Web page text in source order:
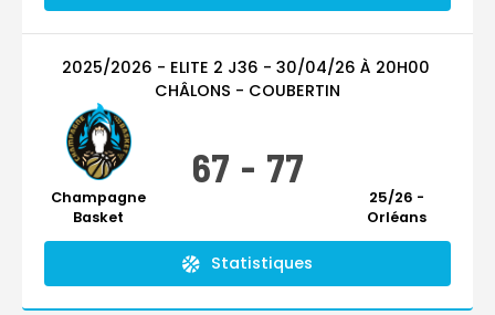
2025/2026 - ELITE 2 J36 - 30/04/26 À 20H00
CHÂLONS - COUBERTIN
Champagne
Basket
67 - 77
25/26 -
Orléans
Statistiques